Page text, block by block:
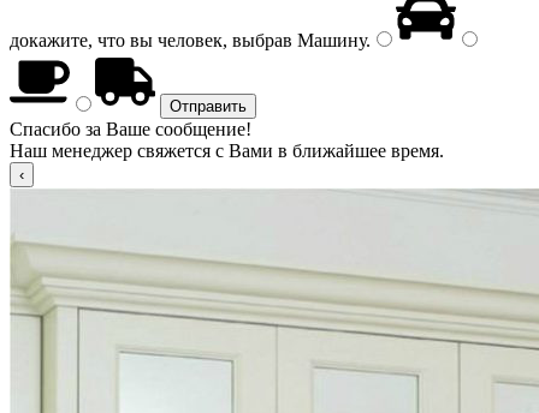
докажите, что вы человек, выбрав Машину.
Спасибо за Ваше сообщение!
Наш менеджер свяжется с Вами в ближайшее время.